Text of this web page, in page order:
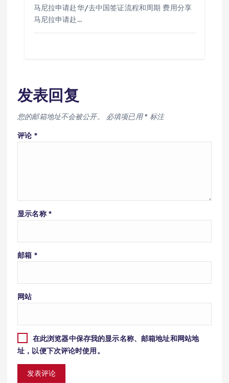
马尼拉申请赴华/去中国签证流程和周期 费用分享
马尼拉申请赴…
发表回复
您的邮箱地址不会被公开。 必填项已用* 标注
评论 *
显示名称 *
邮箱 *
网站
在此浏览器中保存我的显示名称、邮箱地址和网站地
址，以便下次评论时使用。